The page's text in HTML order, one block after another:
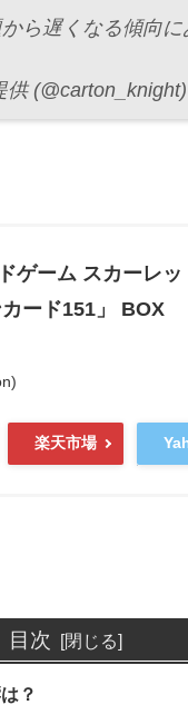
ら遅くなる傾向
(@carton_knight)
ゲーム スカーレ
ード151」 BOX
楽天市場
目次
？